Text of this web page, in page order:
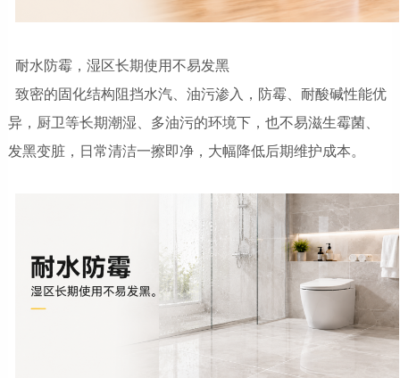
耐水防霉，湿区长期使用不易发黑
致密的固化结构阻挡水汽、油污渗入，防霉、耐酸碱性能优
异，厨卫等长期潮湿、多油污的环境下，也不易滋生霉菌、
发黑变脏，日常清洁一擦即净，大幅降低后期维护成本。